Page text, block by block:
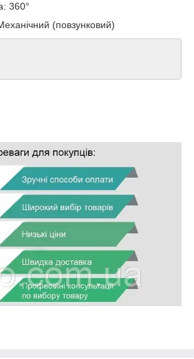
360°
(повзунковий)